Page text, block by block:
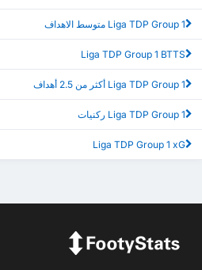
Liga TDP Group 1 متوسط الاهداف
Liga TDP Group 1 BTTS
Liga TDP Group 1 أكثر من 2.5 أهداف
Liga TDP Group 1 ركنيات
Liga TDP Group 1 xG